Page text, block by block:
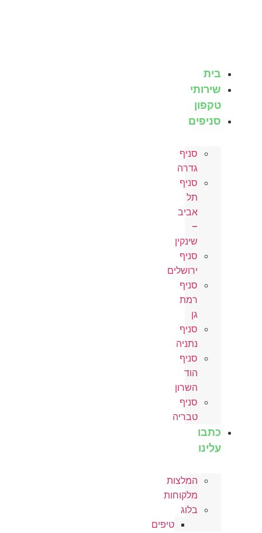
בית
שירותי
טקפון
סניפים
סניף
גדרה
סניף
תל
אביב
–
שינקין
סניף
ירושלים
סניף
רמת
גן
סניף
נתניה
סניף
הוד
השרון
סניף
טבריה
כתבו
עלינו
המלצות
מלקוחות
בלוג
טיפים